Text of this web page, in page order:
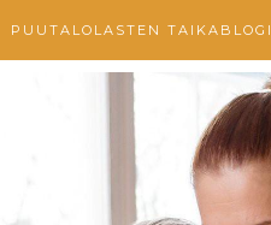
PUUTALOLASTEN TAIKABLOGI